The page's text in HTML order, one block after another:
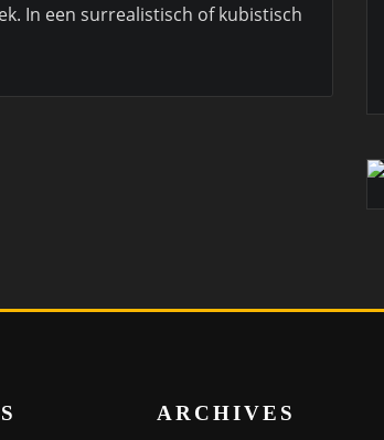
In een surrealistisch of kubistisch
ARCHIVES